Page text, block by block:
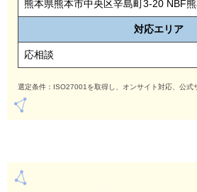
熊本県熊本市中央区辛島町3-20 NBF
対応エリア
応相談
選定条件：ISO27001を取得し、オンサイト対応、公